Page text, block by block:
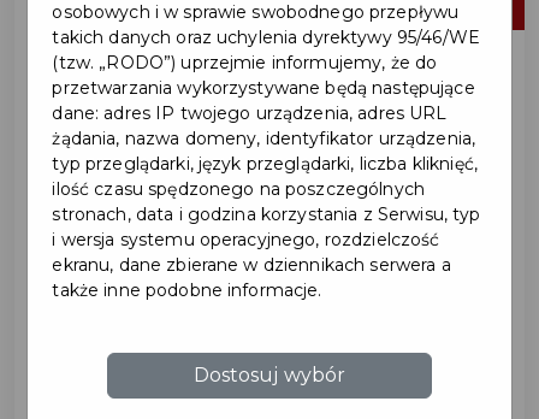
Stypendia Marszałka
osobowych i w sprawie swobodnego przepływu
takich danych oraz uchylenia dyrektywy 95/46/WE
(tzw. „RODO”) uprzejmie informujemy, że do
przetwarzania wykorzystywane będą następujące
dane: adres IP twojego urządzenia, adres URL
żądania, nazwa domeny, identyfikator urządzenia,
typ przeglądarki, język przeglądarki, liczba kliknięć,
ilość czasu spędzonego na poszczególnych
stronach, data i godzina korzystania z Serwisu, typ
i wersja systemu operacyjnego, rozdzielczość
ekranu, dane zbierane w dziennikach serwera a
także inne podobne informacje.
Dostosuj wybór